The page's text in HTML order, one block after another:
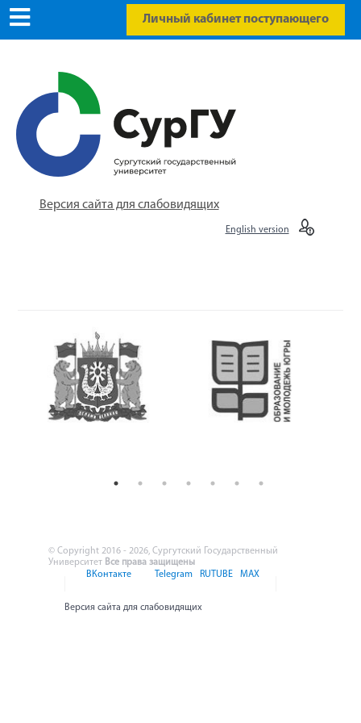
Личный кабинет поступающего
Версия сайта для слабовидящих
English version
© Copyright 2016 - 2026, Сургутский Государственный
Университет Все права защищены
ВКонтакте
Telegram RUTUBE MAX
Версия сайта для слабовидящих